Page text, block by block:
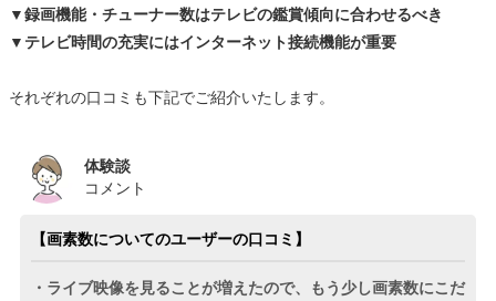
▼録画機能・チューナー数はテレビの鑑賞傾向に合わせるべき
▼テレビ時間の充実にはインターネット接続機能が重要
それぞれの口コミも下記でご紹介いたします。
体験談
コメント
【画素数についてのユーザーの口コミ】
・ライブ映像を見ることが増えたので、もう少し画素数にこだ